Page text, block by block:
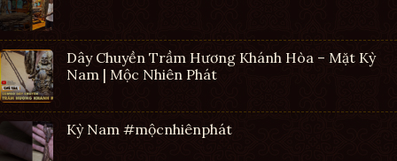
Dây Chuyền Trầm Hương Khánh Hòa – Mặt Kỳ
Nam | Mộc Nhiên Phát
Kỳ Nam #mộcnhiênphát